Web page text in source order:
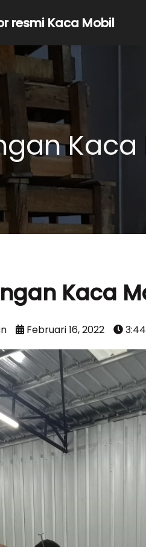
resmi Kaca Mobil
Kaca
Februari 16, 2022